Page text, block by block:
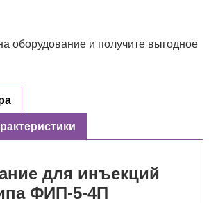
оборудование и получите выгодное
для инъекций
ФИП-5-4П